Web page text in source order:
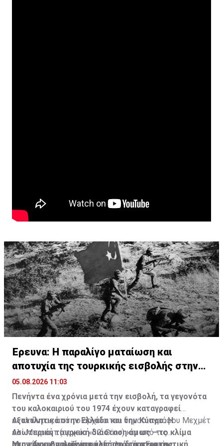
Έρευνα: Η παραλίγο ματαίωση και
αποτυχία της τουρκικής εισβολής στην
Κύπρο
05.08.2026 11:03
Πενήντα ένα χρόνια μετά την εισβολή, τα γεγονότα
του καλοκαιριού του 1974 έχουν καταγραφεί
εξαντλητικά στην Ελλάδα και την Κύπρο. Η
εσωτερική τουρκική διάσταση όμως —το κλίμα
Αντλώντας από το αρχείο του δημοσιογράφου Μεχμέτ
Αλί Μπιράντ (αρχείο «32. Gün») και από τις